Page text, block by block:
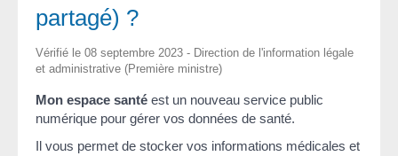
partagé) ?
Vérifié le 08 septembre 2023 - Direction de l'information légale
et administrative (Première ministre)
Mon espace santé est un nouveau service public
numérique pour gérer vos données de santé.
Il vous permet de stocker vos informations médicales et